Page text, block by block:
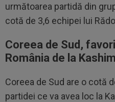
următoarea partidă din
cotă de 3,6 echipei lui
Coreea de Sud,
România de la
Coreea de Sud are o cotă
partidei ce va avea loc la